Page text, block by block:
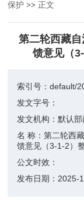
保护 >> 正文
第二轮西藏
馈意见（
索引号：default/
发文字号：
发文机构：默认部
名 称：第二轮西
馈意见（3-1-2）
公文时效：
发布日期： 2025-